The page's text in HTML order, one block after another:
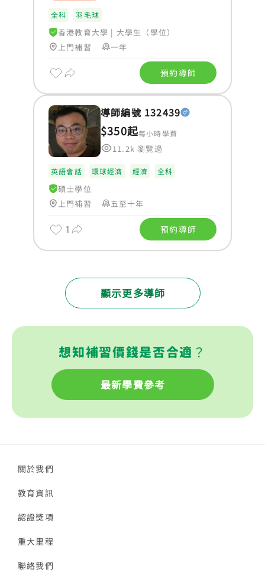
全科 羽毛球
香港教育大學 | 大學生（學位）
上門補習
一年
預約導師
導師編號 132439
$350起每小時學費
11.2k 瀏覽過
英語會話 環球經濟 經濟 全科
碩士學位
上門補習
五至十年
1 預約導師
顯示更多導師
想知補習價錢是否合適？
最新學費參考
關於我們
教育資訊
認證獎項
重大里程
聯絡我們